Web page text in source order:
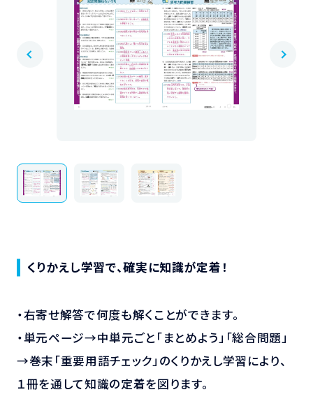
くりかえし学習で、確実に知識が定着！
・右寄せ解答で何度も解くことができます。
・単元ページ→中単元ごと「まとめよう」「総合問題」
→巻末「重要用語チェック」のくりかえし学習により、
１冊を通して知識の定着を図ります。